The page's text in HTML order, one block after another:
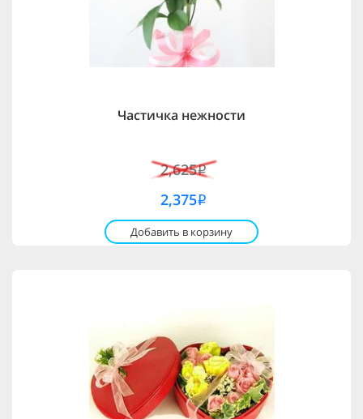
Частичка нежности
2,625i
2,375i
Добавить в корзину